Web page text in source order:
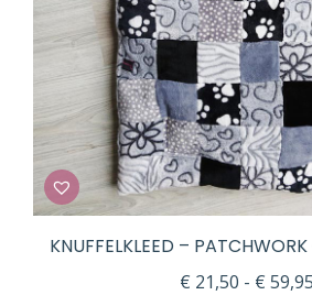
KNUFFELKLEED –
€ 21,50 - € 59,95